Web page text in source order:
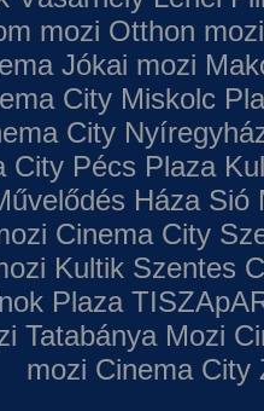
mozi Otthon mozi
Jókai mozi
City Miskolc
City
City Pécs Plaza
Háza Sió
Cinema City
Kultik Szentes
Plaza
Tatabánya Mozi
mozi Cinema City